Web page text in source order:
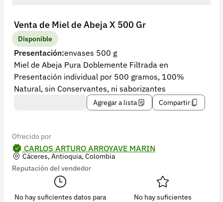
Venta de Miel de Abeja X 500 Gr
Disponible
Presentación:envases 500 g
Miel de Abeja Pura Doblemente Filtrada en
Presentación individual por 500 gramos, 100%
Natural, sin Conservantes, ni saborizantes
Agregar a lista Compartir
Ofrecido por
CARLOS ARTURO ARROYAVE MARIN
Cáceres, Antioquia, Colombia
Reputación del vendedor
No hay suficientes datos para
No hay suficientes
Recuperar contraseña
Contacto
Soporte
+57 323 2931928
Versión 5.45.0
Síguenos